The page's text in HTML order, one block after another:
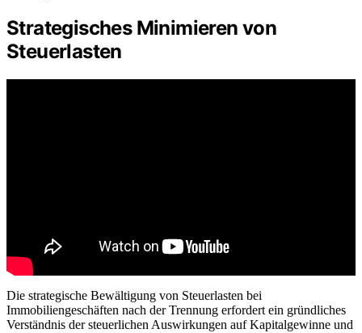
Strategisches Minimieren von
Steuerlasten
Die strategische Bewältigung von Steuerlasten bei
Immobiliengeschäften nach der Trennung erfordert ein gründliches
Verständnis der steuerlichen Auswirkungen auf Kapitalgewinne und